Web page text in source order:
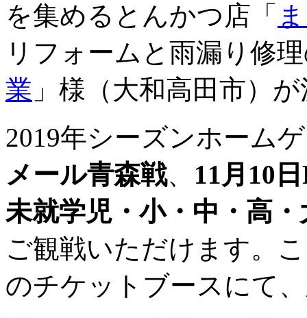
を集めるとんかつ店「
リフォームと雨漏り修
業 」様（大和高田市）
2019年シーズンホーム
メール青森戦、 11月10
未就学児・小・中・高
ご観戦いただけます。
のチケットブースにて